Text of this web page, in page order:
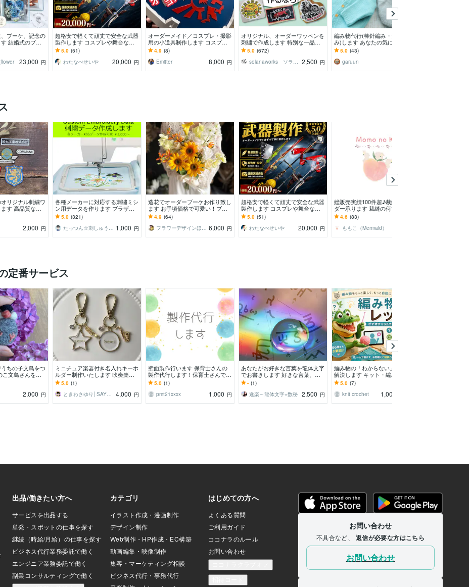
ブーケ、記念の
結婚式のブー
束…大切なお花
方
23,000 円
超格安で軽くて頑丈で安全な武器
製作します コスプレや舞台など
でも使える武器をお作りします！
武器防具造形
5.0 (51)
わたなべせいや
20,000 円
オーダーメイド／コスプレ・撮影
用の小道具制作します コスプレ
用など、ご希望に合わせて一点物
の造形物を制作します。
4.9 (8)
Emitter
8,000 円
オリジナル、オーダーワッペンを
刺繍で作成します 特別な一品
を。絵柄や図案、画像を刺繍ワッ
ペンでお作りします。
5.0 (672)
solanaworks ソラナワークス 2,500 円
編み物代行(棒針編み・かぎ針編
み)します あなたの気になる素敵
な編み物を、編み図どおりに完成
させます
5.0 (43)
garuun
リジナル刺繍ワ
す 高品質なワ
:-)
2,000 円
各種メーカーに対応する刺繍ミシ
ン用データを作ります ブラザ
ー・ジャノメ・シンガー等オリジ
ナル刺繍データの作成
5.0 (321)
たっつん☆刺しゅうデータ作成 1,000 円
造花でオーダーブーケお作り致し
ます お手頃価格で可愛い！ブー
ケを造花でお作り致します♪
4.9 (64)
フラワーデザインほうき星 6,000 円
超格安で軽くて頑丈で安全な武器
製作します コスプレや舞台など
でも使える武器をお作りします！
武器防具造形
5.0 (51)
わたなべせいや
20,000 円
総販売実績100件超♪裁縫のオー
ダー承ります 裁縫の何でも屋さ
んといえばココ！まずはご相談下
さい！
4.6 (83)
ももこ（Mermaid）
定番サービス
ちの子文鳥をつ
こ文鳥さんをお
2,000 円
ミニチュア楽器付き名入れキーホ
ルダー制作いたします 吹奏楽・
オーケストラ好きさん必見の楽器
シリーズ！
5.0 (1)
ときわさゆり│SAYULAB
4,000 円
壁面製作行います 保育士さんの
製作代行します！保育士さんでな
くても大歓迎です！
5.0 (1)
pmt21xxxx
1,000 円
あなたがお好きな言葉を龍体文字
でお書きします 好きな言葉、格
言など言霊の力を龍体文字でエネ
ルギーアップ！
- (1)
逢楽～龍体文字×数秘 2,500 円
編み物の「わからない」を一緒に
解決します キット・編み図・編
み方のお悩みをサポート
5.0 (7)
knit crochet
1,000